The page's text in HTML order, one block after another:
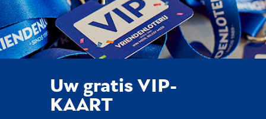
Uw gratis VIP-
KAART